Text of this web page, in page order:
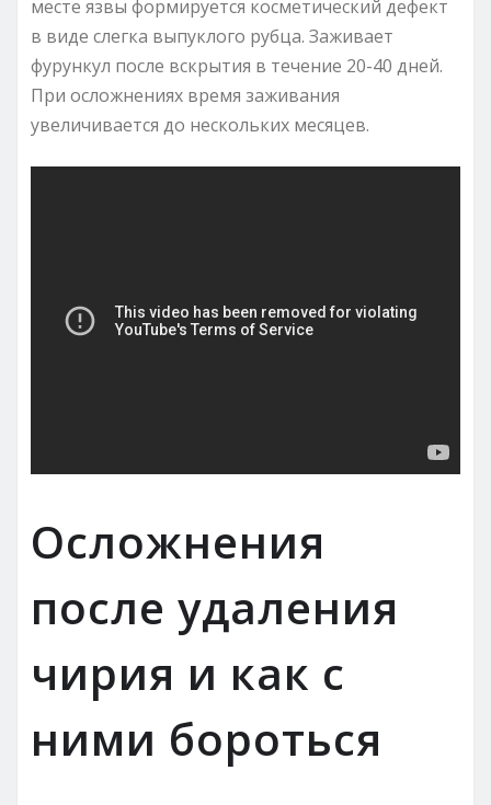
месте язвы формируется косметический дефект
в виде слегка выпуклого рубца. Заживает
фурункул после вскрытия в течение 20-40 дней.
При осложнениях время заживания
увеличивается до нескольких месяцев.
Осложнения
после удаления
чирия и как с
ними бороться